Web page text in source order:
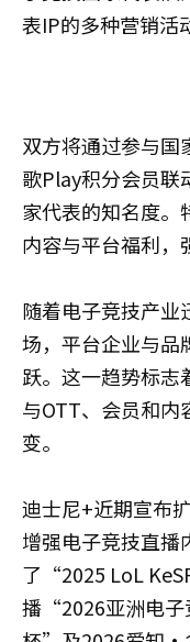
表IP的多种营销活
双方将通过参与国
歌Play积分会员联
家代表的知名度。
内容与平台福利，
随着电子竞技产业
场，平台企业与品
跃。这一趋势标志
与OTT、会员和内
变。
迪士尼+近期宣布
增强电子竞技直播
了“2025 LoL
播“2026亚洲电